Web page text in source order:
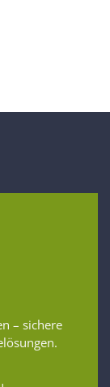
– sichere